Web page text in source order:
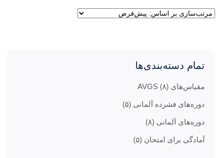
تمام دسته‌بندی‌ها
مقیاس‌های AVGS (۸)
دوره‌های فشرده آلمانی (۵)
دوره‌های آلمانی (۸)
آمادگی برای امتحان (۵)